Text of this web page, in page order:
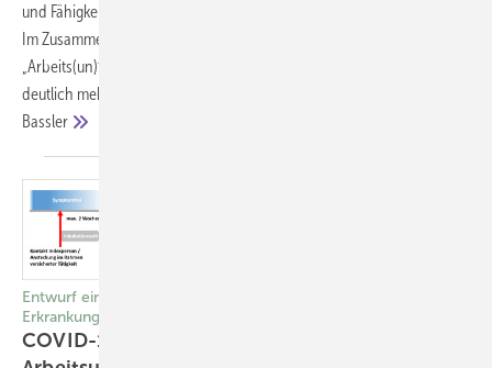
und Fähigkeiten mit dem jeweiligen beruﬂichen Anforderungsproﬁl.
Im Zusammenhang damit implizieren die Begriffe
„Arbeits(un)fähigkeit“, „Erwerbs(un)fähigkeit bzw. „Erwerbsminderung“
deutlich mehr als bisher sozialrechtlich relevante Aspekte. Markus
Bassler
Entwurf einer Empfehlung für die Begutachtung von
Erkrankungsfolgen und Post-COVID
COVID-19 als Berufskrankheit und